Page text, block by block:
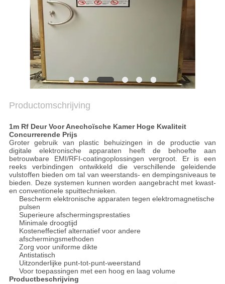
Productomschrijving
1m Rf Deur Voor Anechoïsche Kamer Hoge Kwaliteit
Concurrerende Prijs
Groter gebruik van plastic behuizingen in de productie van
digitale elektronische apparaten heeft de behoefte aan
betrouwbare EMI/RFI-coatingoplossingen vergroot. Er is een
reeks verbindingen ontwikkeld die verschillende geleidende
vulstoffen bieden om tal van weerstands- en dempingsniveaus te
bieden. Deze systemen kunnen worden aangebracht met kwast-
en conventionele spuittechnieken.
Bescherm elektronische apparaten tegen elektromagnetische
pulsen
Superieure afschermingsprestaties
Minimale droogtijd
Kosteneffectief alternatief voor andere
afschermingsmethoden
Zorg voor uniforme dikte
Antistatisch
Uitzonderlijke punt-tot-punt-weerstand
Voor toepassingen met een hoog en laag volume
Productbeschrijving